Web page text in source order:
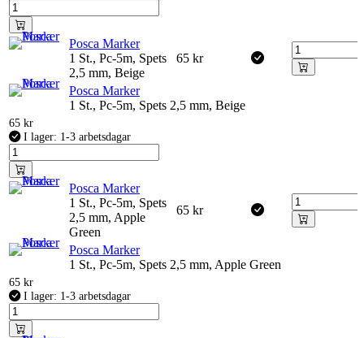
Posca Marker
1 St., Pc-5m, Spets
2,5 mm, Beige
65 kr
Posca Marker
1 St., Pc-5m, Spets 2,5 mm, Beige
65 kr
I lager: 1-3 arbetsdagar
Posca Marker
1 St., Pc-5m, Spets
2,5 mm, Apple
Green
65 kr
Posca Marker
1 St., Pc-5m, Spets 2,5 mm, Apple Green
65 kr
I lager: 1-3 arbetsdagar